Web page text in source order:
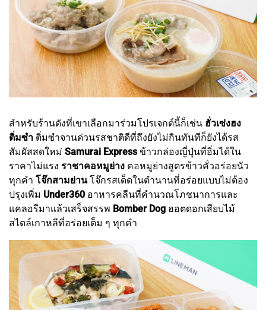
สำหรับร้านดังที่เขาเลือกมาร่วมโปรเจกต์นี้ก็เช่น ฮั่วเซ่งฮง
ติ่มซำ ติ่มซำจานด่วนรสชาติดีที่ถึงยังไม่กินทันทีก็ยังได้รส
สัมผัสสดใหม่ Samurai Expressข้าวกล่องญี่ปุ่นที่อิ่มได้ใน
ราคาไม่แรง ราชาคอหมูย่าง คอหมูย่างสูตรข้าวคั่วอร่อยนัว
ทุกคำ โจ๊กสามย่านโจ๊กรสเด็ดในตำนานที่อร่อยแบบไม่ต้อง
ปรุงเพิ่ม Under360 อาหารคลีนที่คำนวณโภชนาการและ
แคลอรีมาแล้วเสร็จสรรพ Bomber Dog ฮอตดอกเสียบไม้
สไตล์เกาหลีที่อร่อยเต็ม ๆ ทุกคำ